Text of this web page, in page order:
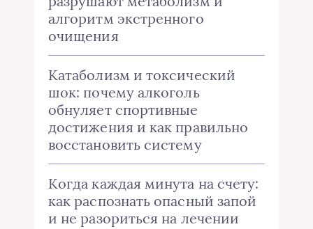
алгоритм экстренного
очищения
Катаболизм и токсический
шок: почему алкоголь
обнуляет спортивные
достижения и как правильно
восстановить систему
Когда каждая минута на счету:
как распознать опасный запой
и не разориться на лечении